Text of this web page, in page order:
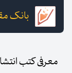
بانک
معرفی کتب